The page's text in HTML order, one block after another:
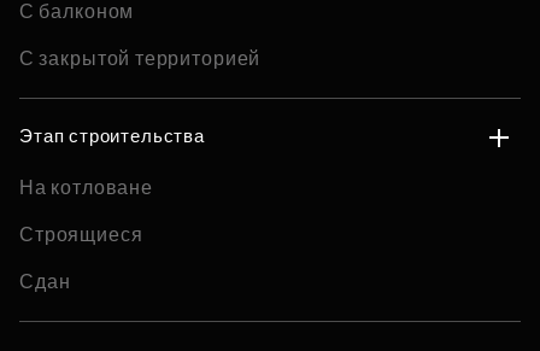
С балконом
С закрытой территорией
Этап строительства
На котловане
Строящиеся
Сдан